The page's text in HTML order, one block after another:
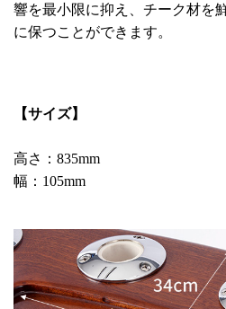
響を最小限に抑え、チーク材を
に保つことができます。
【サイズ】
高さ：835mm
幅：105mm